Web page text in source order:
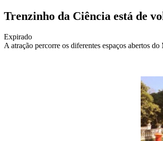
Trenzinho da Ciência está de
Expirado
A atração percorre os diferentes espaços abertos do